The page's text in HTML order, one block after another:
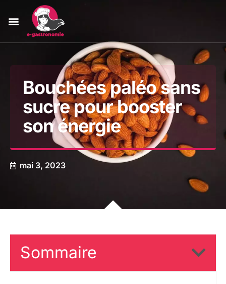
Bouchées paléo sans
sucre pour booster
son énergie
mai 3, 2023
Sommaire